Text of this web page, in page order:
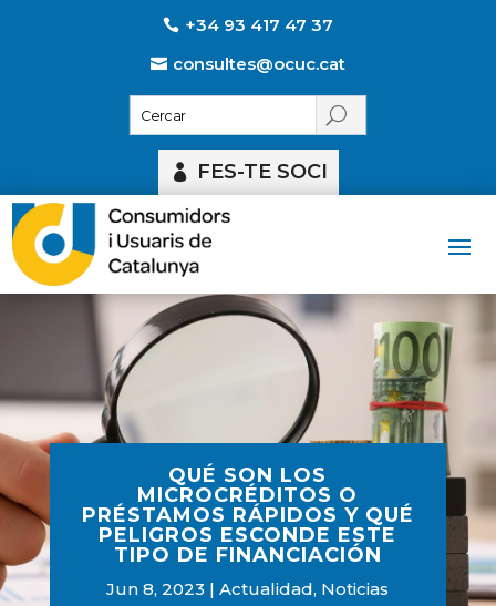
+34 93 417 47 37
consultes@ocuc.cat
FES-TE SOCI
QUÉ SON LOS
MICROCRÉDITOS O
PRÉSTAMOS RÁPIDOS Y QUÉ
PELIGROS ESCONDE ESTE
TIPO DE FINANCIACIÓN
Jun 8, 2023 Actualidad, Noticias